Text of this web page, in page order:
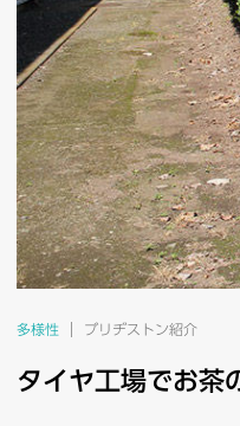
タイヤ工場でお茶
多様性 ブリヂストン紹介